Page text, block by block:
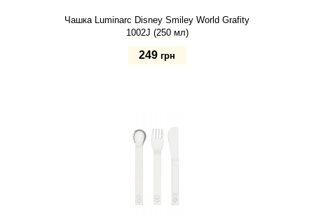
Чашка Luminarc Disney Smiley World Grafity
1002J (250 мл)
249 грн